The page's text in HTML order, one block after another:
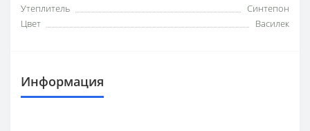
Утеплитель
Синтепон
Цвет
Василек
Информация